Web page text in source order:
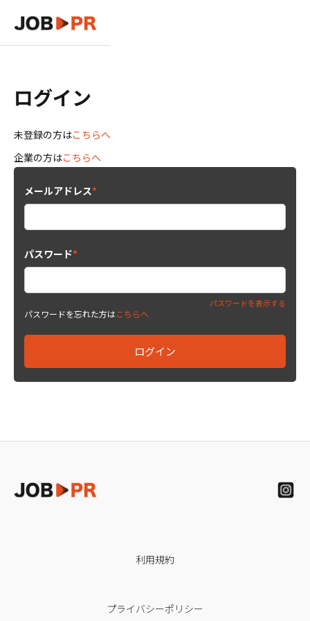
ログイン
未登録の方はこちらへ
企業の方はこちらへ
メールアドレス*
パスワード*
パスワードを表示する
パスワードを忘れた方はこちらへ
利用規約
プライバシーポリシー